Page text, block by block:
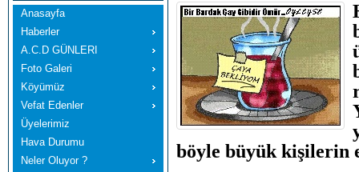
Anasayfa
Haberler
A.C.D GÜNLERI
Foto Galeri
Köyümüz
Vefat Edenler
Üyelerimiz
Hava Durumu
Neler Oluyor ?
böyle büyük kişilerin